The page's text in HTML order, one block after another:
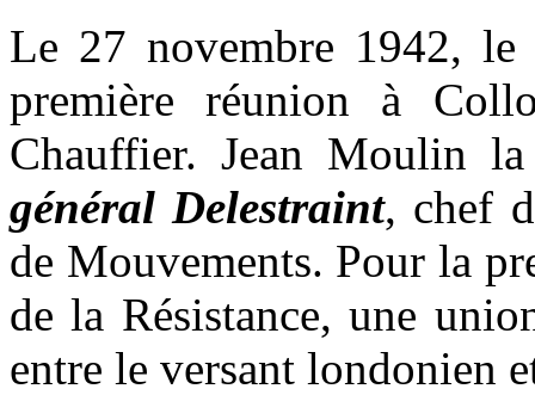
Le 27 novembre 1942,
première réunion à
Chauffier. Jean Moulin
général Delestraint, chef
de Mouvements. Pour la
de la Résistance, une
entre le versant londonien